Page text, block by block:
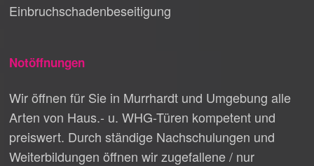
Einbruchschadenbeseitigung
Notöffnungen
Wir öffnen für Sie in Murrhardt und Umgebung alle
Arten von Haus.- u. WHG-Türen kompetent und
preiswert. Durch ständige Nachschulungen und
Weiterbildungen öffnen wir zugefallene / nur